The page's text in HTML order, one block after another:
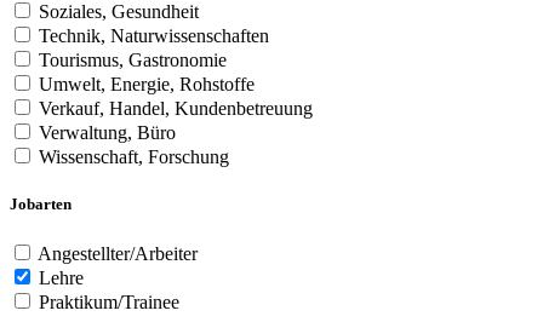
Soziales, Gesundheit
Technik, Naturwissenschaften
Tourismus, Gastronomie
Umwelt, Energie, Rohstoffe
Verkauf, Handel, Kundenbetreuung
Verwaltung, Büro
Wissenschaft, Forschung
Jobarten
Angestellter/Arbeiter
Lehre
Praktikum/Trainee